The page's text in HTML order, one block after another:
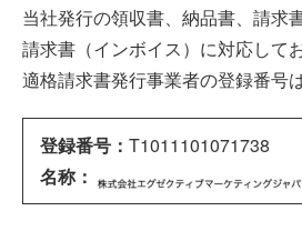
当社発行の領収書、納品書、請求
請求書（インボイス）に対応して
適格請求書発行事業者の登録番号
登録番号： T1011101071738
名称：